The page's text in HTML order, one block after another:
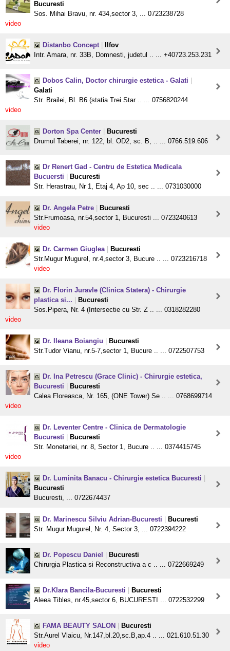
Bucuresti
Sos. Mihai Bravu, nr. 434,sector 3, ... 0723238728
video
Distanbo Concept
Ilfov
Intr. Amara, nr. 33B, Domnesti, judetul .. ... +40723.253.231
Dobos Calin, Doctor chirurgie estetica - Galati
Galati
Str. Brailei, Bl. B6 (statia Trei Star .. ... 0756820244
video
Dorton Spa Center
Bucuresti
Drumul Taberei, nr. 122, bl. OD2, sc. B, .. ... 0766.519.606
Dr Renert Gad - Centru de Estetica Medicala
Bucuersti
Bucuresti
Str. Herastrau, Nr 1, Etaj 4, Ap 10, sec .. ... 0731030000
Dr. Angela Petre
Bucuresti
Str.Frumoasa, nr.54,sector 1, Bucuresti ... 0723240613
video
Dr. Carmen Giuglea
Bucuresti
Str.Mugur Mugurel, nr.4,sector 3, Bucure .. ... 0723216718
video
Dr. Florin Juravle (Clinica Statera) - Chirurgie
plastica si...
Bucuresti
Sos.Pipera, Nr. 4 (Intersectie cu Str. Z .. ... 0318282280
video
Dr. Ileana Boiangiu
Bucuresti
Str.Tudor Vianu, nr.5-7,sector 1, Bucure .. ... 0722507753
Dr. Ina Petrescu (Grace Clinic) - Chirurgie estetica,
Bucuresti
Bucuresti
Calea Floreasca, Nr. 165, (ONE Tower) Se .. ... 0768699714
video
Dr. Leventer Centre - Clinica de Dermatologie
Bucuresti
Bucuresti
Str. Monetariei, nr. 8, Sector 1, Bucure .. ... 0374415745
video
Dr. Luminita Banacu - Chirurgie estetica Bucuresti
Bucuresti
Bucuresti, ... 0722674437
Dr. Marinescu Silviu Adrian-Bucuresti
Bucuresti
Str. Mugur Mugurel, Nr. 4, Sector 3, ... 0722394222
Dr. Popescu Daniel
Bucuresti
Chirurgia Plastica si Reconstructiva a c .. ... 0722669249
Dr.Klara Bancila-Bucuresti
Bucuresti
Aleea Tibles, nr.45,sector 6, BUCURESTI ... 0722532299
FAMA BEAUTY SALON
Bucuresti
Str.Aurel Vlaicu, Nr.147,bl.20,sc.B,ap.4 .. ... 021.610.51.30
video